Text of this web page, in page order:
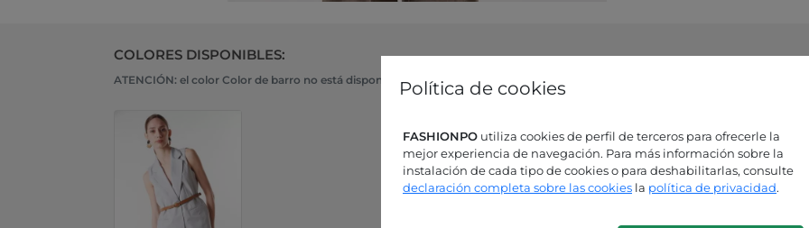
Política de cookies
FASHIONPO utiliza cookies de perfil de terceros para ofrecerle la
mejor experiencia de navegación. Para más información sobre la
instalación de cada tipo de cookies o para deshabilitarlas, consulte
declaración completa sobre las cookies la política de privacidad.
COLORES DISPONIBLES:
ATENCIÓN: el color Color de barro no está disponible, elije entre los que aparecen abajo